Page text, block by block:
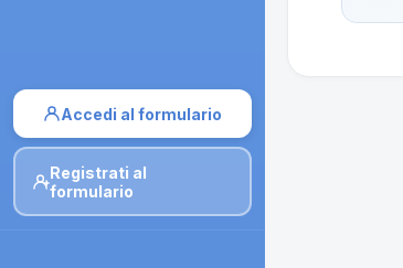
Accedi al formulario
Registrati al
formulario